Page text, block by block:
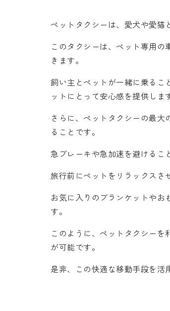
ペットタクシーは、愛犬や愛猫
このタクシーは、ペット専用
きます。
飼い主とペットが一緒に乗るこ
ットにとって安心感を提供しま
さらに、ペットタクシーの最
ることです。
急ブレーキや急加速を避けるこ
旅行前にペットをリラックスさ
お気に入りのブランケットやお
す。
このように、ペットタクシー
が可能です。
是非、この快適な移動手段を活